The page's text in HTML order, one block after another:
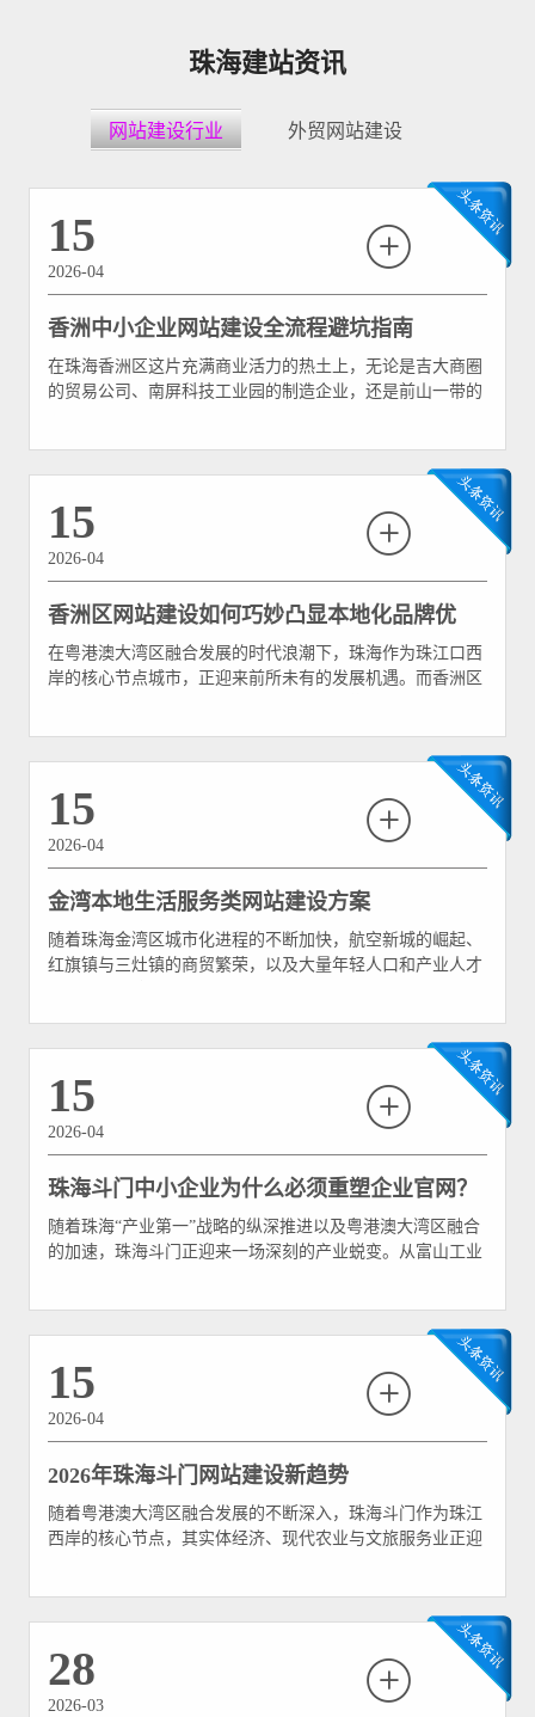
珠海建站资讯
网站建设行业 外贸网站建设
15
2026-04
香洲中小企业网站建设全流程避坑指南
在珠海香洲区这片充满商业活力的热土上，无论是吉大商圈
的贸易公司、南屏科技工业园的制造企业，还是前山一带的
步。 然而，看似简单的建个网站，背后却暗藏玄机。许多
香洲的中小企业主在建站过程中，由于缺乏专业技术背景和
项目经验
15
2026-04
香洲区网站建设如何巧妙凸显本地化品牌优
势？
在粤港澳大湾区融合发展的时代浪潮下，珠海作为珠江口西
岸的核心节点城市，正迎来前所未有的发展机遇。而香洲区
土上，企业间的竞争早已跨越了线下门店的范畴，全面延伸
至数字世界。 然而，许多香洲区企业在进行网站建设时
15
2026-04
金湾本地生活服务类网站建设方案
随着珠海金湾区城市化进程的不断加快，航空新城的崛起、
红旗镇与三灶镇的商贸繁荣，以及大量年轻人口和产业人才
活服务类市场正迎来黄金发展期。 然而，面对日益激烈的
同城竞争，许多金湾本地的实体门店依然固守着“等客上门”
15
2026-04
珠海斗门中小企业为什么必须重塑企业官网？
随着珠海“产业第一”战略的纵深推进以及粤港澳大湾区融合
的加速，珠海斗门正迎来一场深刻的产业蜕变。从富山工业
于规模扩张与模式转型的关键期。 然而，在走访众多斗门
15
2026-04
2026年珠海斗门网站建设新趋势
随着粤港澳大湾区融合发展的不断深入，珠海斗门作为珠江
西岸的核心节点，其实体经济、现代农业与文旅服务业正迎
对于斗门的企业而言，企业官网早就不再是几张图片和一段
28
2026-03